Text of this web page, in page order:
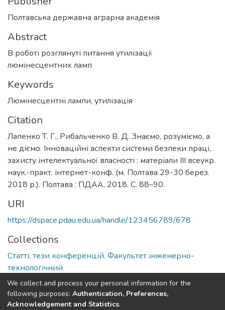
Полтавська державна аграрна академія
Abstract
В роботі розглянуті питання утилізації
люмінесцентних ламп
Keywords
Люмінесцентні лампи, утилізація
Citation
Лапенко Т. Г., Рибальченко В. Д. Знаємо, розуміємо, а
не діємо. Інноваційні аспекти системи безпеки праці,
захисту інтелектуальної власності : матеріали ІІІ всеукр.
наук.-практ. інтернет-конф. (м. Полтава 29-30 берез.
2018 р.). Полтава : ПДАА, 2018. С. 88–90.
URI
https://dspace.pdau.edu.ua/handle/123456789/678
Collections
Статті, тези конференцій. Факультет інженерно-
технологічний
Full item page
We collect and process your personal information for the
following purposes: Authentication, Preferences,
Acknowledgement and Statistics.